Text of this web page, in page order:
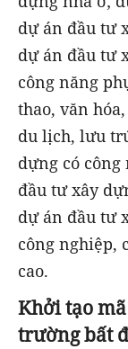
dự án đầu tư
dự án đầu tư
công năng
thao, văn
du lịch, lưu
dựng có
đầu tư xây
dự án đầu tư
công nghiệp,
cao.
Khởi tạo
trường bất